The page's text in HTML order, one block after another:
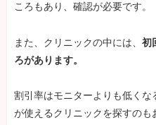
ころもあり、確認が必要です。
また、クリニックの中には、 初
ろがあります。
割引率はモニターよりも低く
が使えるクリニックを探すのも